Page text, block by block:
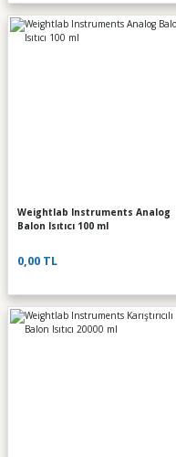
Weightlab Instruments Analog
Balon Isıtıcı 100 ml
0,00 TL